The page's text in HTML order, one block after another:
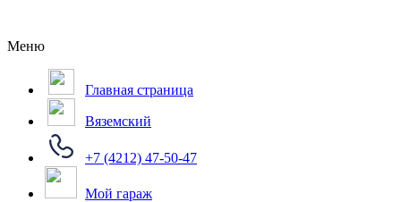
Меню
Главная страница
Вяземский
+7 (4212) 47-50-47
Мой гараж